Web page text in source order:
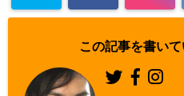
Warning: Un
key "Twitter"
/home/asa
この記事を書い